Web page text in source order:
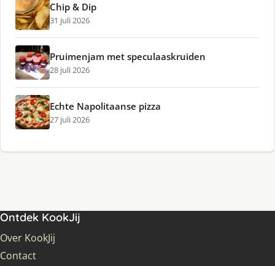
Chip & Dip
31 juli 2026
Pruimenjam met speculaaskruiden
28 juli 2026
Echte Napolitaanse pizza
27 juli 2026
Ontdek KookJij
Over KookJij
Contact